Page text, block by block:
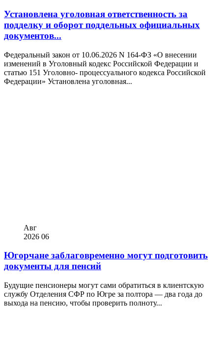
Установлена уголовная ответственность за
подделку и оборот поддельных официальных
документов...
Федеральный закон от 10.06.2026 N 164-ФЗ «О внесении
изменений в Уголовный кодекс Российской Федерации и
статью 151 Уголовно- процессуального кодекса Российской
Федерации» Установлена уголовная...
Авг
2026 06
Югорчане заблаговременно могут подготовить
документы для пенсий
Будущие пенсионеры могут сами обратиться в клиентскую
службу Отделения СФР по Югре за полтора — два года до
выхода на пенсию, чтобы проверить полноту...